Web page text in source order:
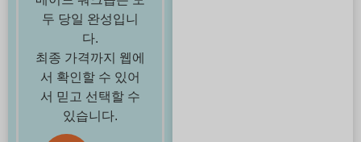
두 당일 완성입니
다.
최종 가격까지 웹에
서 확인할 수 있어
서 믿고 선택할 수
있습니다.